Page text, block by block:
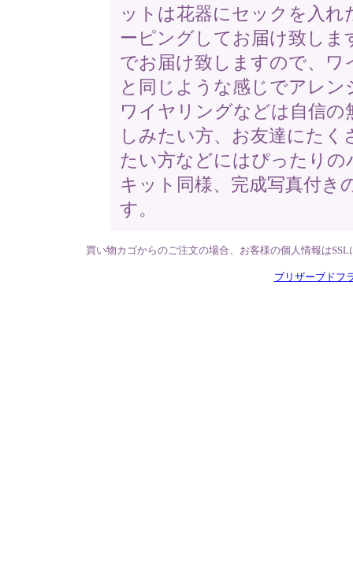
ットは花器にセックを入
ーピングしてお届け致し
でお届け致しますので、ワ
と同じような感じでアレ
ワイヤリングなどは自信
しみたい方、お友達にた
たい方などにはぴったり
キット同様、完成写真付き
す。
買い物カゴからのご注文の場合、お客様の個人情報は
プリザーブドフ